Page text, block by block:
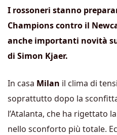
I rossoneri stanno
Champions contro il
anche importanti novità
di Simon Kjaer.
In casa Milan il clima di
soprattutto dopo la
l’Atalanta, che ha rigettato
nello sconforto più totale.